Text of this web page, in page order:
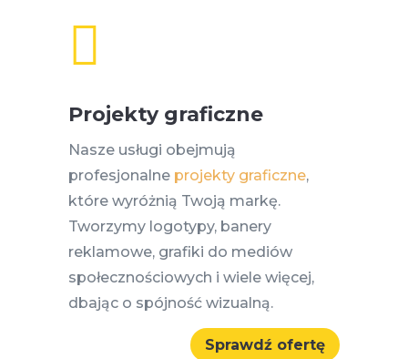

Projekty graficzne
Nasze usługi obejmują
profesjonalne projekty graficzne,
które wyróżnią Twoją markę.
Tworzymy logotypy, banery
reklamowe, grafiki do mediów
społecznościowych i wiele więcej,
dbając o spójność wizualną.
Sprawdź ofertę